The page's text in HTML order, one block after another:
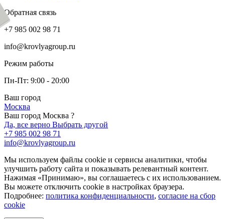
Обратная связь
+7 985 002 98 71
info@krovlyagroup.ru
Режим работы
Пн-Пт: 9:00 - 20:00
Ваш город
Москва
Ваш город Москва ?
Да, все верно Выбрать другой
+7 985 002 98 71
info@krovlyagroup.ru
Мы используем файлы cookie и сервисы аналитики, чтобы
улучшить работу сайта и показывать релевантный контент.
Нажимая «Принимаю», вы соглашаетесь с их использованием.
Вы можете отключить cookie в настройках браузера.
Подробнее: политика конфиденциальности, согласие на сбор
cookie